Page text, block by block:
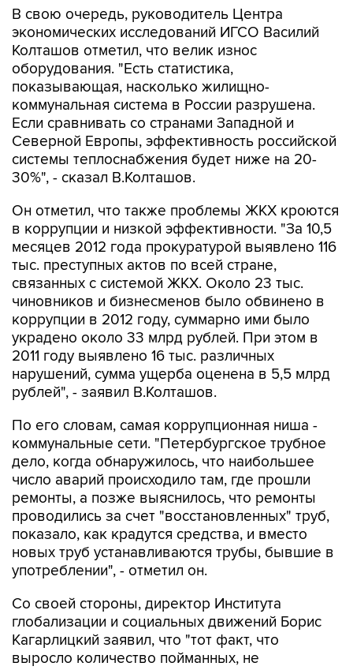
В свою очередь, руководитель Центра
экономических исследований ИГСО Василий
Колташов отметил, что велик износ
оборудования. "Есть статистика,
показывающая, насколько жилищно-
коммунальная система в России разрушена.
Если сравнивать со странами Западной и
Северной Европы, эффективность российской
системы теплоснабжения будет ниже на 20-
30%", - сказал В.Колташов.
Он отметил, что также проблемы ЖКХ кроются
в коррупции и низкой эффективности. "За 10,5
месяцев 2012 года прокуратурой выявлено 116
тыс. преступных актов по всей стране,
связанных с системой ЖКХ. Около 23 тыс.
чиновников и бизнесменов было обвинено в
коррупции в 2012 году, суммарно ими было
украдено около 33 млрд рублей. При этом в
2011 году выявлено 16 тыс. различных
нарушений, сумма ущерба оценена в 5,5 млрд
рублей", - заявил В.Колташов.
По его словам, самая коррупционная ниша -
коммунальные сети. "Петербургское трубное
дело, когда обнаружилось, что наибольшее
число аварий происходило там, где прошли
ремонты, а позже выяснилось, что ремонты
проводились за счет "восстановленных" труб,
показало, как крадутся средства, и вместо
новых труб устанавливаются трубы, бывшие в
употреблении", - отметил он.
Со своей стороны, директор Института
глобализации и социальных движений Борис
Кагарлицкий заявил, что "тот факт, что
выросло количество пойманных, не